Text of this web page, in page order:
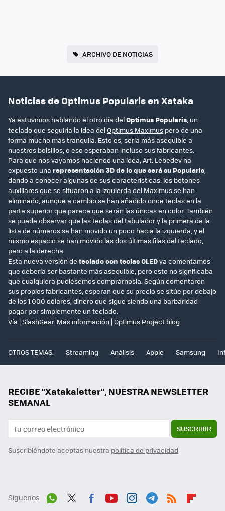
ARCHIVO DE NOTICIAS
Noticias de Optimus Popularis en Xataka
Ya estuvimos hablando el otro día delOptimus Popularis, un
teclado que seguiría la idea delOptimus Maximus pero de una
forma mucho más tranquila. Esto es, sería más asequible a
nuestros bolsillos, o eso esperaban incluso sus fabricantes.
Para que nos vayamos haciendo una idea, Art. Lebedev ha
expuesto una representación 3D de lo que será su Popularis,
dando a conocer algunas de sus características: los botones
auxiliares que se situaron a la izquierda del Maximus se han
eliminado, aunque a cambio se han añadido once teclas en la
parte superior que parece que serán las únicas en color. También
se puede observar que las teclas del tabulador y la primera de la
lista de números se han movido un poco hacia la izquierda, y el
mismo espacio se han movido las dos últimas filas del teclado,
pero a la derecha.
Esta nueva versión de teclado con teclas OLEDya comentamos
que debería ser bastante más asequible, pero esto no significaba
que cualquiera pudiésemos comprárnosla. Según comentaron
sus propios fabricantes, esperan que su precio se sitúe por debajo
de los 1.000 dólares, dinero que sigue siendo una barbaridad
pagar por simplemente un teclado.
Vía |SlashGear. Más información |Optimus Project blog.
OTROS TEMAS: Streaming Análisis Apple Samsung
RECIBE "Xatakaletter", NUESTRA NEWSLETTER
SEMANAL
SUSCRIBIR
Suscribiéndote aceptas nuestra política de privacidad
Síguenos